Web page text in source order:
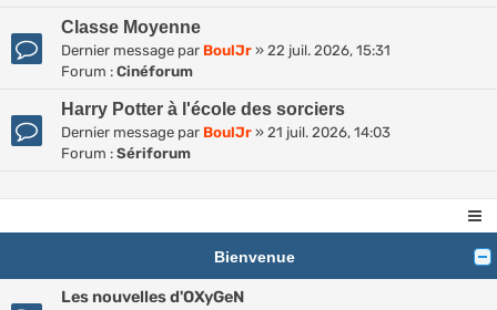
Classe Moyenne
Dernier message par BoulJr » 22 juil. 2026, 15:31
Forum : Cinéforum
Harry Potter à l'école des sorciers
Dernier message par BoulJr » 21 juil. 2026, 14:03
Forum : Sériforum
Bienvenue
Les nouvelles d'OXyGeN